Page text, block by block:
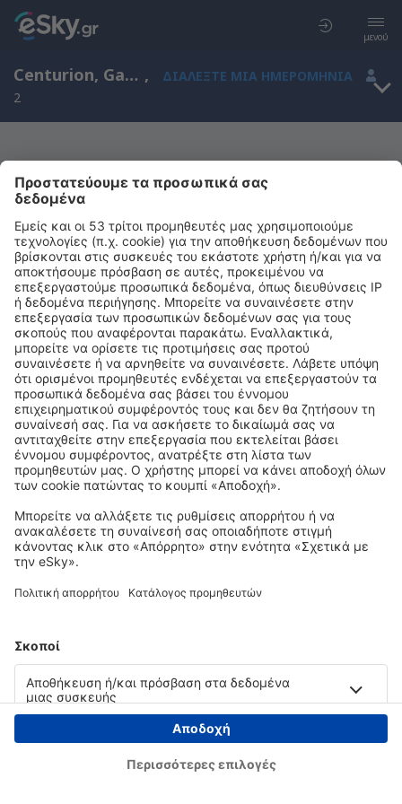
μενού
Centurion, Gauteng, Νότια Αφρική ,
ΔΙΑΛΈΞΤΕ ΜΙΑ ΗΜΕΡΟΜΗΝΊΑ
2
Μας συγχωρείτε, δεν υπάρχουν
αποτελέσματα για την αναζήτησή σας
Προσπαθήστε να κάνετε αναζήτηση με διαφορετικά κριτήρια
Copyright © eSky.gr. Με την επιφύλαξη παντός νομίμου δικαιώματος.